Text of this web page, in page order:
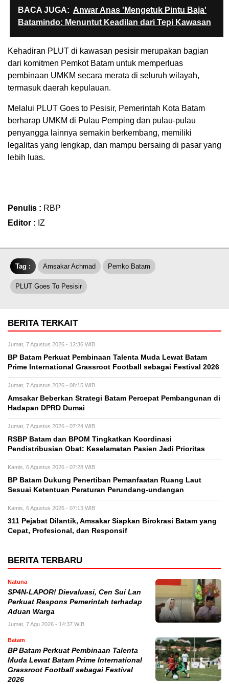
BACA JUGA: Anwar Anas 'Mengetuk Pintu Baja'
Batamindo: Menuntut Keadilan dari Tepi Kawasan
Kehadiran PLUT di kawasan pesisir merupakan bagian
dari komitmen Pemkot Batam untuk memperluas
pembinaan UMKM secara merata di seluruh wilayah,
termasuk daerah kepulauan.
Melalui PLUT Goes to Pesisir, Pemerintah Kota Batam
berharap UMKM di Pulau Pemping dan pulau-pulau
penyangga lainnya semakin berkembang, memiliki
legalitas yang lengkap, dan mampu bersaing di pasar yang
lebih luas.
Penulis : RBP
Editor : IZ
Tag : Amsakar Achmad Pemko Batam
PLUT Goes To Pesisir
BERITA TERKAIT
Jumat, 7 Agustus 2026 - 12:36 WIB
BP Batam Perkuat Pembinaan Talenta Muda Lewat Batam
Prime International Grassroot Football sebagai Festival 2026
Jumat, 7 Agustus 2026 - 08:15 WIB
Amsakar Beberkan Strategi Batam Percepat Pembangunan di
Hadapan DPRD Dumai
Jumat, 7 Agustus 2026 - 07:24 WIB
RSBP Batam dan BPOM Tingkatkan Koordinasi
Pendistribusian Obat: Keselamatan Pasien Jadi Prioritas
Kamis, 6 Agustus 2026 - 07:28 WIB
BP Batam Dukung Penertiban Pemanfaatan Ruang Laut
Sesuai Ketentuan Peraturan Perundang-undangan
Kamis, 6 Agustus 2026 - 07:13 WIB
311 Pejabat Dilantik, Amsakar Siapkan Birokrasi Batam yang
Cepat, Profesional, dan Responsif
BERITA TERBARU
Natuna
SP4N-LAPOR! Dievaluasi, Cen Sui Lan
Perkuat Respons Pemerintah terhadap
Aduan Warga
Jumat, 7 Agu 2026 - 14:37 WIB
Batam
BP Batam Perkuat Pembinaan Talenta
Muda Lewat Batam Prime International
Grassroot Football sebagai Festival
2026